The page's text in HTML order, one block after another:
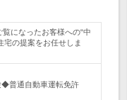
覧になったお客様への“中
宅の提案をお任せしま
◆普通自動車運転免許